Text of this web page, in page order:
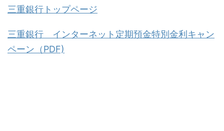
三重銀行トップページ
三重銀行 インターネット定期預金特別金利キャン
ペーン（PDF)